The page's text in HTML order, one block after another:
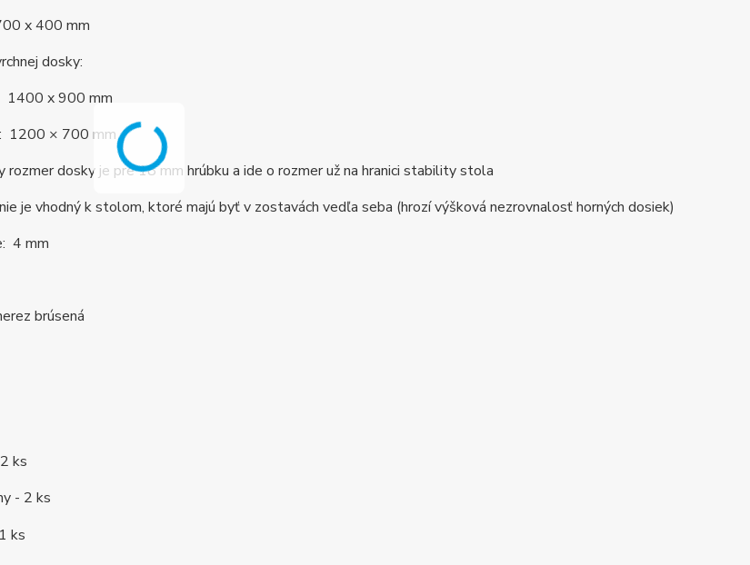
x 400 mm
dosky:
x 900 mm
1200 × 700 mm
rozmer dosky je pre 18 mm hrúbku a ide o rozmer už na hranici stability stola
je vhodný k stolom, ktoré majú byť v zostavách vedľa seba (hrozí výšková nezrovnalosť horných dosiek)
4 mm
brúsená
ks
- 2 ks
ks